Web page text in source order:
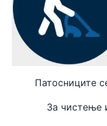
Патосниците
За чистење